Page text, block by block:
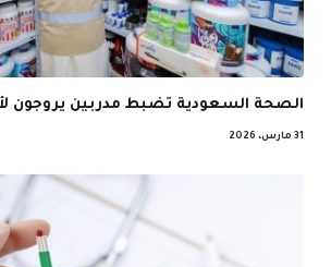
الصحة السعودية تضبط مدربين يروجون
31 مارس، 2026